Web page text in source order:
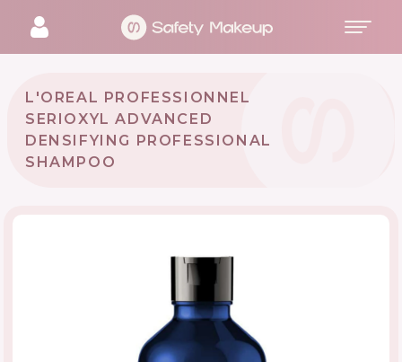
L'OREAL PROFESSIONNEL
SERIOXYL ADVANCED
DENSIFYING PROFESSIONAL
SHAMPOO